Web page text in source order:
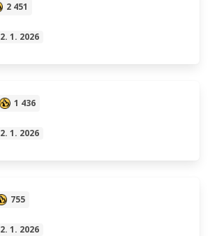
2 451
2. 1. 2026
1 436
2. 1. 2026
755
2. 1. 2026